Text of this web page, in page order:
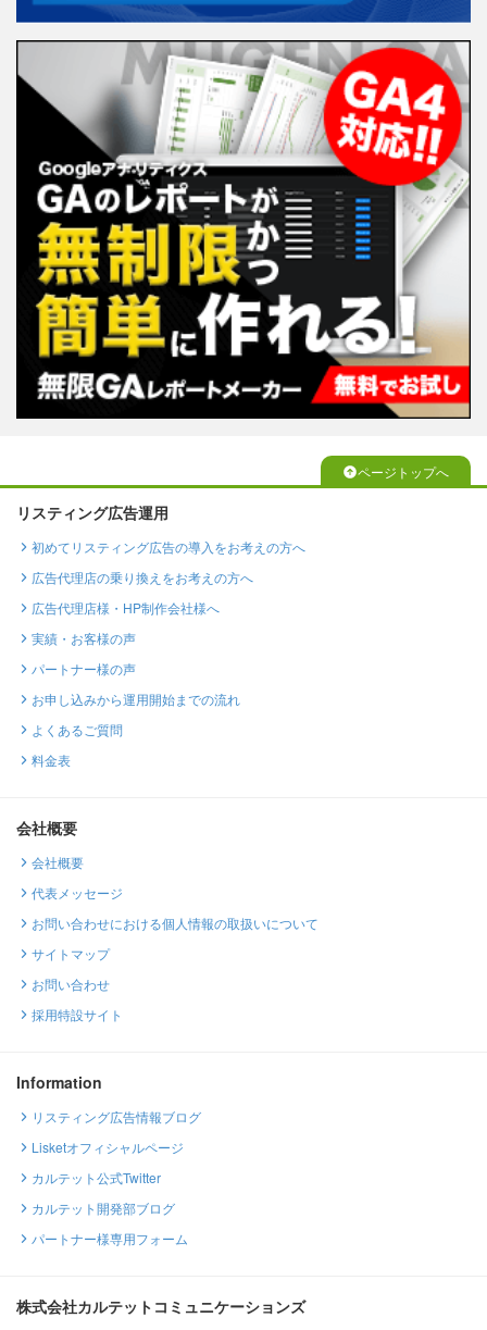
ページトップへ
リスティング広告運用
初めてリスティング広告の導入をお考えの方へ
広告代理店の乗り換えをお考えの方へ
広告代理店様・HP制作会社様へ
実績・お客様の声
パートナー様の声
お申し込みから運用開始までの流れ
よくあるご質問
料金表
会社概要
会社概要
代表メッセージ
お問い合わせにおける個人情報の取扱いについて
サイトマップ
お問い合わせ
採用特設サイト
Information
リスティング広告情報ブログ
Lisketオフィシャルページ
カルテット公式Twitter
カルテット開発部ブログ
パートナー様専用フォーム
株式会社カルテットコミュニケーションズ